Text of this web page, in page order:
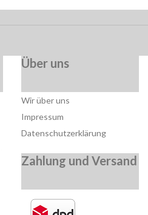
Über uns
Wir über uns
Impressum
Datenschutzerklärung
Zahlung und Versand